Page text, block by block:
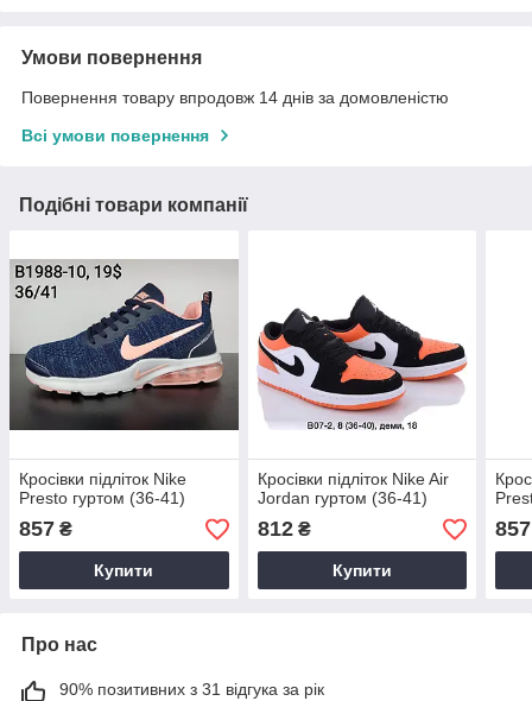
Умови повернення
Повернення товару впродовж 14 днів за домовленістю
Всі умови повернення
Подібні товари компанії
Кросівки підліток Nike
Presto гуртом (36-41)
857 ₴
Купити
Кросівки підліток Nike Air
Jordan гуртом (36-41)
812₴
Купити
857
Про нас
90% позитивних з 31 відгука за рік